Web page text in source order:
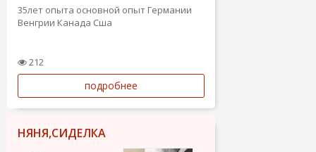
35лет опыта основной опыт Германии
Венгрии Канада Сша
212
подробнее
НЯНЯ,СИДЕЛКА